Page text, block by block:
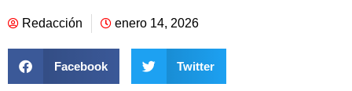
Redacción enero 14, 2026
Facebook Twitter